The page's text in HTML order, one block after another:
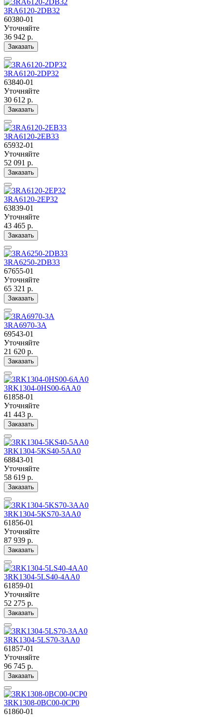
3RA6120-2DB32
60380-01
Уточняйте
36 942 р.
Заказать
3RA6120-2DP32
63840-01
Уточняйте
30 612 р.
Заказать
3RA6120-2EB33
65932-01
Уточняйте
52 091 р.
Заказать
3RA6120-2EP32
63839-01
Уточняйте
43 465 р.
Заказать
3RA6250-2DB33
67655-01
Уточняйте
65 321 р.
Заказать
3RA6970-3A
69543-01
Уточняйте
21 620 р.
Заказать
3RK1304-0HS00-6AA0
61858-01
Уточняйте
41 443 р.
Заказать
3RK1304-5KS40-5AA0
68843-01
Уточняйте
58 619 р.
Заказать
3RK1304-5KS70-3AA0
61856-01
Уточняйте
87 939 р.
Заказать
3RK1304-5LS40-4AA0
61859-01
Уточняйте
52 275 р.
Заказать
3RK1304-5LS70-3AA0
61857-01
Уточняйте
96 745 р.
Заказать
3RK1308-0BC00-0CP0
61860-01